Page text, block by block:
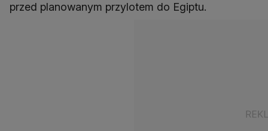
przed planowanym przylotem do Egiptu.